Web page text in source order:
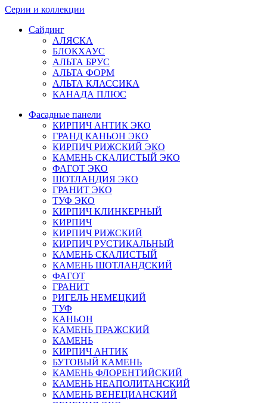
Серии и коллекции
Сайдинг
АЛЯСКА
БЛОКХАУС
АЛЬТА БРУС
АЛЬТА ФОРМ
АЛЬТА КЛАССИКА
КАНАДА ПЛЮС
Фасадные панели
КИРПИЧ АНТИК ЭКО
ГРАНД КАНЬОН ЭКО
КИРПИЧ РИЖСКИЙ ЭКО
КАМЕНЬ СКАЛИСТЫЙ ЭКО
ФАГОТ ЭКО
ШОТЛАНДИЯ ЭКО
ГРАНИТ ЭКО
ТУФ ЭКО
КИРПИЧ КЛИНКЕРНЫЙ
КИРПИЧ
КИРПИЧ РИЖСКИЙ
КИРПИЧ РУСТИКАЛЬНЫЙ
КАМЕНЬ СКАЛИСТЫЙ
КАМЕНЬ ШОТЛАНДСКИЙ
ФАГОТ
ГРАНИТ
РИГЕЛЬ НЕМЕЦКИЙ
ТУФ
КАНЬОН
КАМЕНЬ ПРАЖСКИЙ
КАМЕНЬ
КИРПИЧ АНТИК
БУТОВЫЙ КАМЕНЬ
КАМЕНЬ ФЛОРЕНТИЙСКИЙ
КАМЕНЬ НЕАПОЛИТАНСКИЙ
КАМЕНЬ ВЕНЕЦИАНСКИЙ